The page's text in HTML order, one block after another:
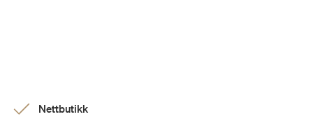
Nettbutikk